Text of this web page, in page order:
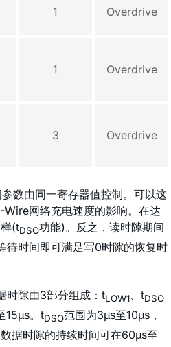
1 Overdrive
1 Overdrive
3 Overdrive
数由同一寄存器值控制。可以这
网络充电速度的影响。在达
(tDSO功能)。反之，读时隙期间
待时间即可满足写0时隙的恢复时
时隙由3部分组成：tLOW1 、tDSO
15µs。tDSO范围为3µs至10µs，
据时隙的持续时间可在60µs至